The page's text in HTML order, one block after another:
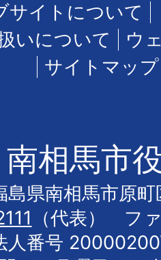
サイトについて
いについて
ウ
サイトマップ
南相馬市
県南相馬市原町
（代表） フ
人番号